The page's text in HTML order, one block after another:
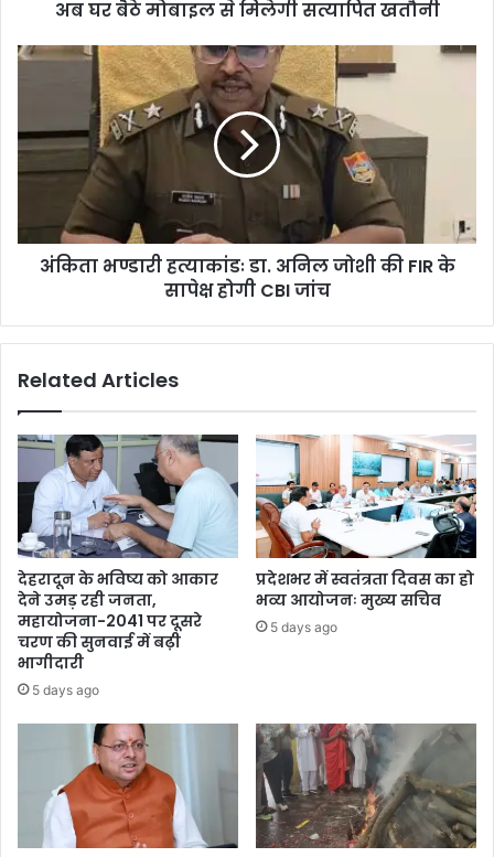
अब घर बैठे मोबाइल से मिलेगी सत्यापित खतौनी
अंकिता भण्डारी हत्याकांडः डा. अनिल जोशी की FIR के
सापेक्ष होगी CBI जांच
Related Articles
देहरादून के भविष्य को आकार
देने उमड़ रही जनता,
महायोजना-2041 पर दूसरे
चरण की सुनवाई में बढ़ी
भागीदारी
5 days ago
प्रदेशभर में स्वतंत्रता दिवस का हो
भव्य आयोजनः मुख्य सचिव
5 days ago